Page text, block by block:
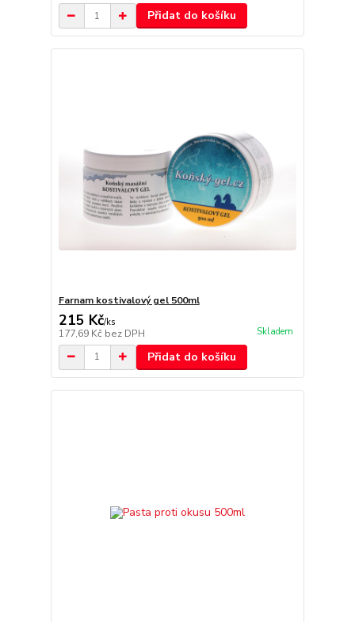
Přidat do košíku
Farnam kostivalový gel 500ml
215 Kč/ks
177,69 Kč bez DPH Skladem
Přidat do košíku